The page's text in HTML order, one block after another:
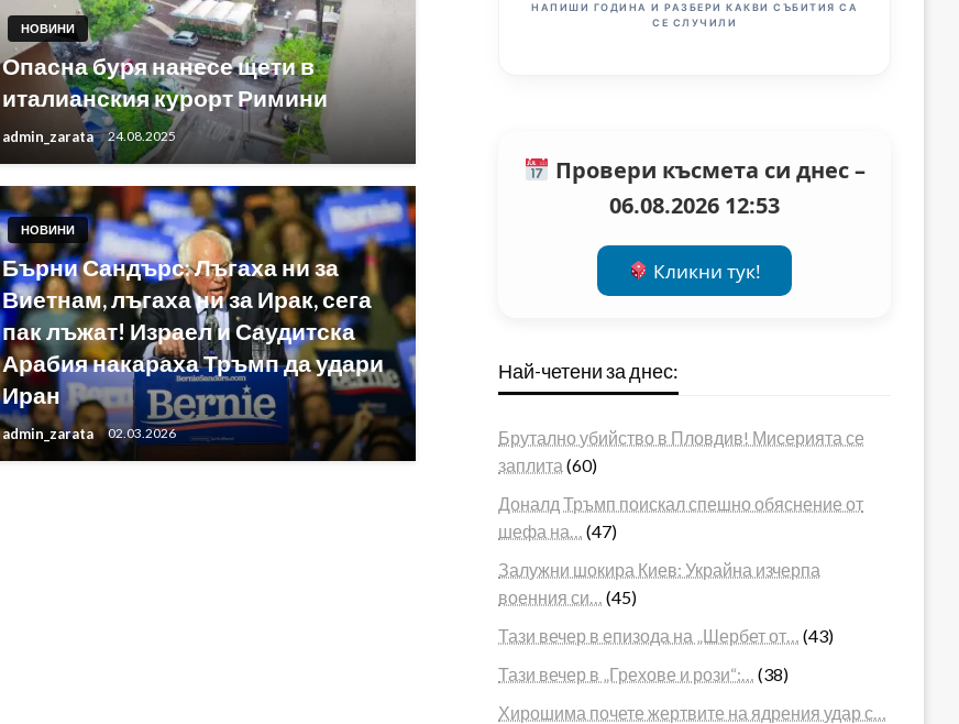
НОВИНИ
Опасна буря нанесе щети в
италианския курорт Римини
admin_zarata 24.08.2025
НОВИНИ
Бърни Сандърс: Лъгаха ни за
Виетнам, лъгаха ни за Ирак, сега
пак лъжат! Израел и Саудитска
Арабия накараха Тръмп да удари
Иран
admin_zarata 02.03.2026
НАПИШИ ГОДИНА И РАЗБЕРИ КАКВИ СЪБИТИЯ СА
СЕ СЛУЧИЛИ
Провери късмета си днес –
06.08.2026 12:53
Кликни тук!
Най-четени за днес:
Брутално убийство в Пловдив! Мисерията се
заплита (60)
Доналд Тръмп поискал спешно обяснение от
шефа на…
(47)
Залужни шокира Киев: Украйна изчерпа
военния си…
(45)
Тази вечер в епизода на „Шербет от…
(43)
Тази вечер в „Грехове и рози“:…
(38)
Хирошима почете жертвите на ядрения удар с…